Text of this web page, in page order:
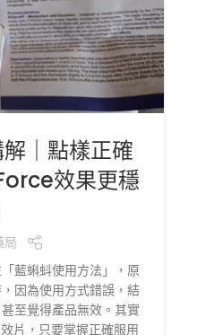
｜點樣正確
效果更穩
局
藍蝌蚪使用方法」，原
因為使用方式錯誤，結
至覺得產品無效。其實
片，只要掌握正確服用